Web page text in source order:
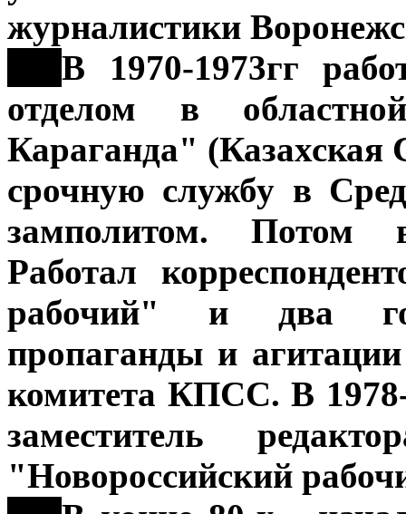
журналистики
В 1970-1973гг
отделом в
Караганда" (Казахская
срочную службу в
замполитом. Потом
Работал
рабочий" и два
пропаганды и агитации
комитета КПСС. В
заместитель
"Новороссийский